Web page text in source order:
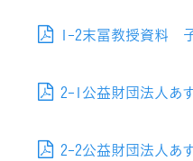
1-2末冨教授資料
2-1公益財団法人あ
2-2公益財団法人あ